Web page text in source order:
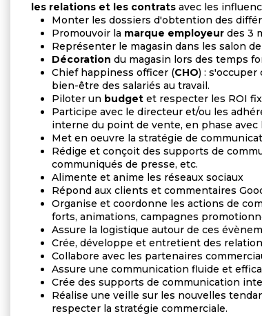
les relations et les contrats avec les
Monter les dossiers d'obtention des
Promouvoir la marque employeur des 3
Représenter le magasin dans les salon de
Décoration du magasin lors des temps
Chief happiness officer (CHO) :
bien-être des salariés au travail.
Piloter un budget et respecter les ROI
Participe avec le directeur et/ou les
interne du point de vente, en phase
Met en oeuvre la stratégie de
Rédige et conçoit des supports de
communiqués de presse, etc.
Alimente et anime les réseaux sociaux
Répond aux clients et commentaires
Organise et coordonne les actions de
forts, animations, campagnes
Assure la logistique autour de ces
Crée, développe et entretient des
Collabore avec les partenaires
Assure une communication fluide et
Crée des supports de communication
Réalise une veille sur les nouvelles
respecter la stratégie commerciale.